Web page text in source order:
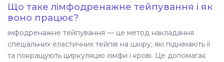
Що таке лімфодренажне тейпування і як
воно працює?
імфодренажне тейпування — це метод накладання
спеціальних еластичних тейпів на шкіру, які піднімають її
та покращують циркуляцію лімфи і крові. Це допомагає